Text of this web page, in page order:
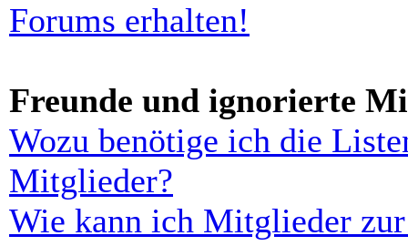
Forums erhalten!
Freunde und ignorierte
Wozu benötige ich die
Mitglieder?
Wie kann ich Mitglieder